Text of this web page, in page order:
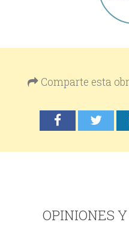
Comparte esta
OPINIONES